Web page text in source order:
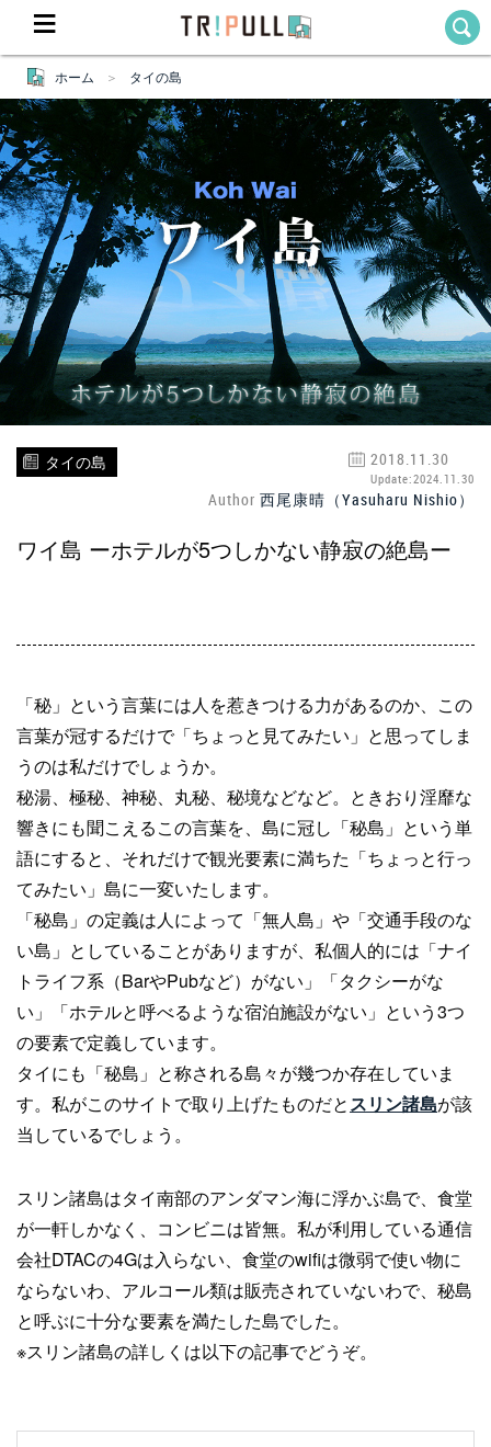
Home
ホーム
Destination
目的地から探す
Theme
テーマから探す
Blog
TRIPULLブログ
About
私たちについて
ホーム タイの島
タイの島 2018.11.30
Update:2024.11.30
Author 西尾康晴（Yasuharu Nishio）
ワイ島 ーホテルが5つしかない静寂の絶島ー
「秘」という言葉には人を惹きつける力があるのか、この
言葉が冠するだけで「ちょっと見てみたい」と思ってしま
うのは私だけでしょうか。
秘湯、極秘、神秘、丸秘、秘境などなど。ときおり淫靡な
響きにも聞こえるこの言葉を、島に冠し「秘島」という単
語にすると、それだけで観光要素に満ちた「ちょっと行っ
てみたい」島に一変いたします。
「秘島」の定義は人によって「無人島」や「交通手段のな
い島」としていることがありますが、私個人的には「ナイ
トライフ系（BarやPubなど）がない」「タクシーがな
い」「ホテルと呼べるような宿泊施設がない」という3つ
の要素で定義しています。
タイにも「秘島」と称される島々が幾つか存在していま
す。私がこのサイトで取り上げたものだとスリン諸島が該
当しているでしょう。
スリン諸島はタイ南部のアンダマン海に浮かぶ島で、食堂
が一軒しかなく、コンビニは皆無。私が利用している通信
会社DTACの4Gは入らない、食堂のwifiは微弱で使い物に
ならないわ、アルコール類は販売されていないわで、秘島
と呼ぶに十分な要素を満たした島でした。
※スリン諸島の詳しくは以下の記事でどうぞ。